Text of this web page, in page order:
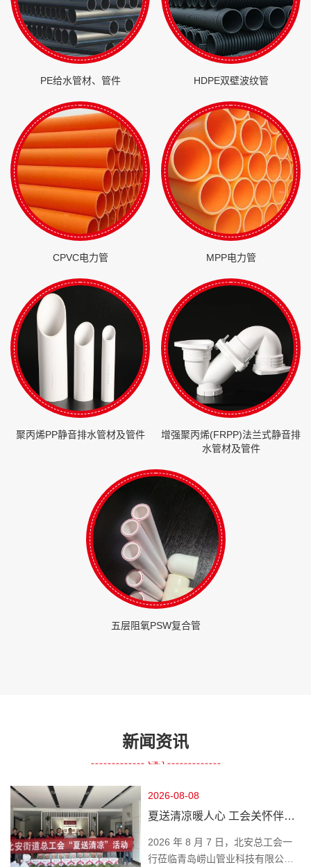
PE给水管材、管件 HDPE双壁波纹管
CPVC电力管 MPP电力管
聚丙烯PP静音排水管材及管件
增强聚丙烯(FRPP)法兰式静音排
水管材及管件
五层阻氧PSW复合管
新闻资讯
2026-08-08
夏送清凉暖人心 工会关怀伴前
行 —— 北安总工会莅临崂山管
业开展高温慰问
2026 年 8 月 7 日，北安总工会一
行莅临青岛崂山管业科技有限公